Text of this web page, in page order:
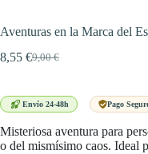
Aventuras en la Marca del
9,00€
El
era:
8,55 €El
es:
Envío 24-48h Pago
Misteriosa aventura para
o del mismísimo caos. Ideal